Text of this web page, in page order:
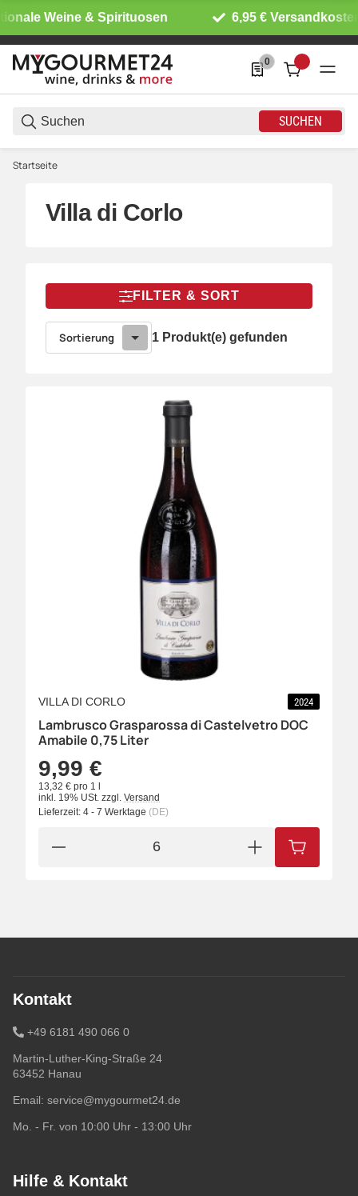
Weine & Spirituosen 6,95 €
SUCHEN
0
0 Produkte in der
Startseite
Villa di Corlo
FILTER & SORT
Sortierung 1 Produkt(e) gefunden
VILLA DI CORLO 2024
Lambrusco Grasparossa di Castelvetro DOC
Amabile 0,75 Liter
9,99 €
13,32 € pro 1 l
inkl. 19% USt. zzgl. Versand
Lieferzeit: 4 - 7 Werktage (DE)
IN DEN
Kontakt
+49 6181 490 066 0
Martin-Luther-King-Straße 24
63452 Hanau
Email: service@mygourmet24.de
Mo. - Fr. von 10:00 Uhr - 13:00 Uhr
Hilfe & Kontakt